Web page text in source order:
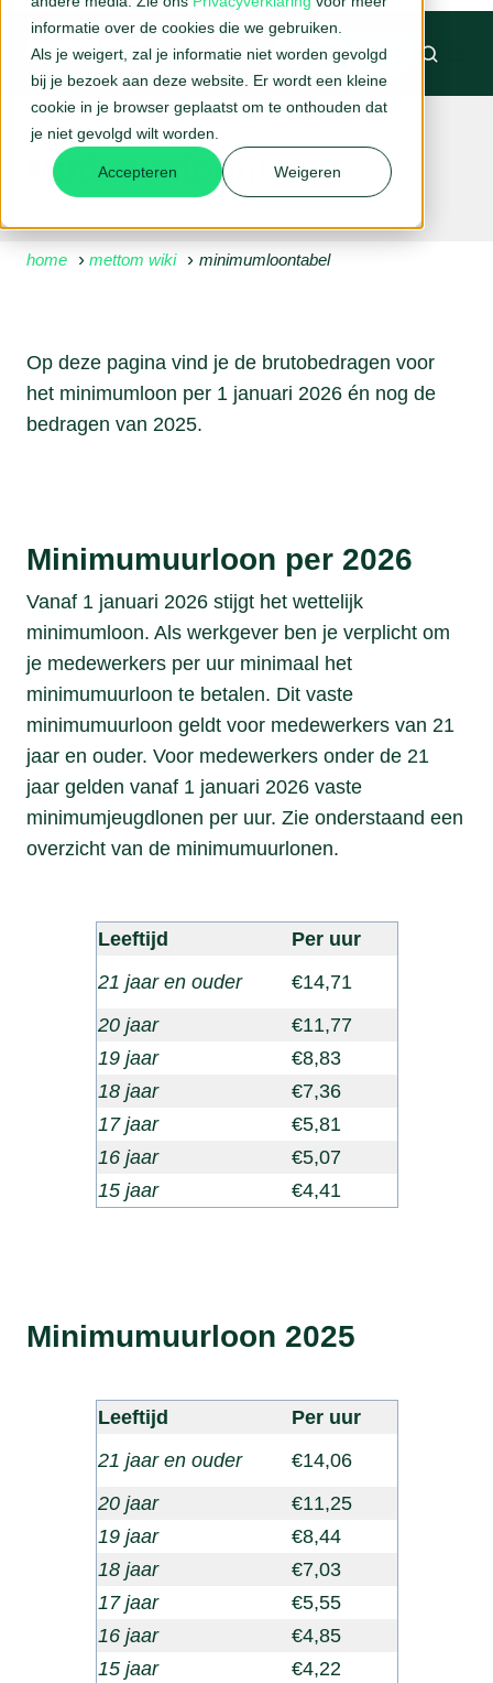
informatie over de cookies die we gebruiken.
Als je weigert, zal je informatie niet worden gevolgd
bij je bezoek aan deze website. Er wordt een kleine
cookie in je browser geplaatst om te onthouden dat
je niet gevolgd wilt worden.
Accepteren Weigeren
BELAFSPRAAK →
Minimumloontabel
home mettom wiki minimumloontabel
Op deze pagina vind je de brutobedragen voor
het minimumloon per 1 januari 2026 én nog de
bedragen van 2025.
Minimumuurloon per 2026
Vanaf 1 januari 2026 stijgt het wettelijk
minimumloon. Als werkgever ben je verplicht om
je medewerkers per uur minimaal het
minimumuurloon te betalen. Dit vaste
minimumuurloon geldt voor medewerkers van 21
jaar en ouder. Voor medewerkers onder de 21
jaar gelden vanaf 1 januari 2026 vaste
minimumjeugdlonen per uur. Zie onderstaand een
overzicht van de minimumuurlonen.
Leeftijd
Per uur
21 jaar en ouder
€14,71
20 jaar
€11,77
19 jaar
€8,83
18 jaar
€7,36
17 jaar
€5,81
16 jaar
€5,07
15 jaar
€4,41
Minimumuurloon 2025
Leeftijd
Per uur
21 jaar en ouder
€14,06
20 jaar
€11,25
19 jaar
€8,44
18 jaar
€7,03
17 jaar
€5,55
16 jaar
€4,85
15 jaar
€4,22